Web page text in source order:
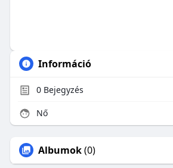
Információ
0Bejegyzés
Nő
Albumok(0)